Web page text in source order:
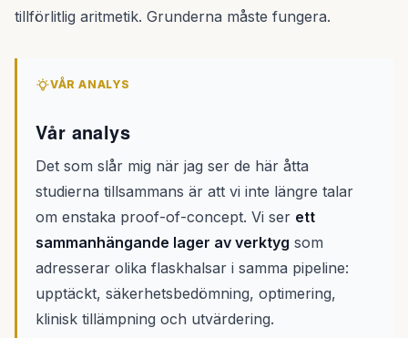
tillförlitlig aritmetik. Grunderna måste fungera.
VÅR ANALYS
Vår analys
Det som slår mig när jag ser de här åtta
studierna tillsammans är att vi inte längre talar
om enstaka proof-of-concept. Vi ser ett
sammanhängande lager av verktyg som
adresserar olika flaskhalsar i samma pipeline:
upptäckt, säkerhetsbedömning, optimering,
klinisk tillämpning och utvärdering.